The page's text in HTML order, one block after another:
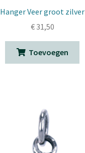
Hanger Veer groot zilver
€31,50
Toevoegen